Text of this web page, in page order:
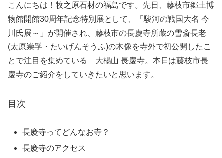
こんにちは！牧之原石材の福島です。先日、藤枝市郷土博
物館開館30周年記念特別展として、「駿河の戦国大名 今
川氏展～」が開催され、藤枝市の長慶寺所蔵の雪斎長老
(太原崇孚・たいげんそうふ)の木像を寺外で初公開したこ
とで注目を集めている 大楊山 長慶寺。本日は藤枝市長
慶寺のご紹介をしていきたいと思います。
目次
長慶寺ってどんなお寺？
長慶寺のアクセス